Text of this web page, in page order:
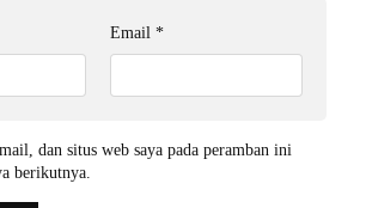
Email *
dan situs web saya pada peramban ini
berikutnya.